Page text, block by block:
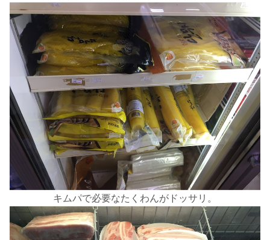
キムパで必要なたくわんがドッサリ。